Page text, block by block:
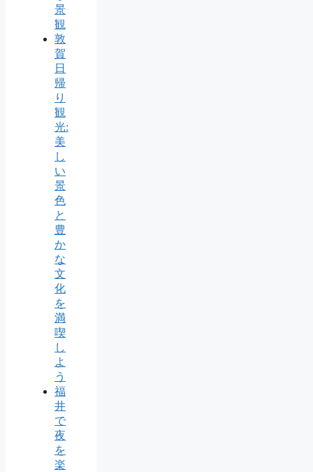
景
観
敦
賀
日
帰
り
観
光:
美
し
い
景
色
と
豊
か
な
文
化
を
満
喫
し
よ
う
福
井
で
夜
を
楽